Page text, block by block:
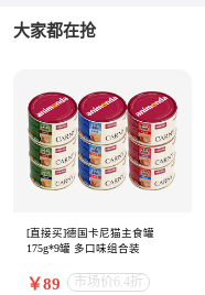
大家都在抢
[直接买]德国卡尼猫主食罐
175g*9罐 多口味组合装
￥89 市场价6.4折